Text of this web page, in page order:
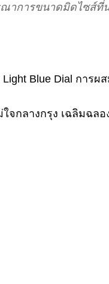
ณาการขนาดมิดไซส์
Light Blue Dial ก
จกลางกรุง เฉลิมฉ